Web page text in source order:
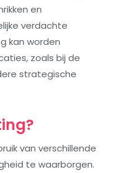
en
verdachte
kan worden
zoals bij de
strategische
van verschillende
te waarborgen.